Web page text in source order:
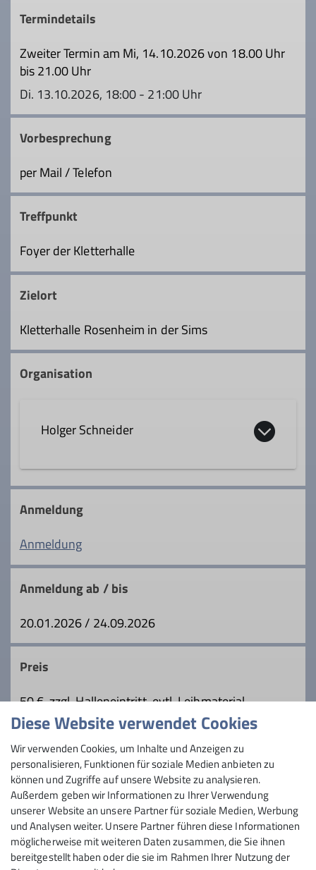
Termindetails
Zweiter Termin am Mi, 14.10.2026 von 18.00 Uhr
bis 21.00 Uhr
Di. 13.10.2026, 18:00 - 21:00 Uhr
Vorbesprechung
per Mail / Telefon
Treffpunkt
Foyer der Kletterhalle
Zielort
Kletterhalle Rosenheim in der Sims
Organisation
Holger Schneider
0160 7252874
hschneider@gmx.org
Indoor
Anmeldung
Anmeldung
Anmeldung ab / bis
20.01.2026 / 24.09.2026
Preis
50 €, zzgl. Halleneintritt, evtl. Leihmaterial
Maximale Teilnehmeranzahl
6
Diese Website verwendet Cookies
Wir verwenden Cookies, um Inhalte und Anzeigen zu
personalisieren, Funktionen für soziale Medien anbieten zu
können und Zugriffe auf unsere Website zu analysieren.
Außerdem geben wir Informationen zu Ihrer Verwendung
unserer Website an unsere Partner für soziale Medien, Werbung
und Analysen weiter. Unsere Partner führen diese Informationen
möglicherweise mit weiteren Daten zusammen, die Sie ihnen
bereitgestellt haben oder die sie im Rahmen Ihrer Nutzung der